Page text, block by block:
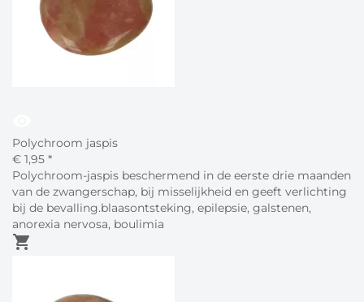
Polychroom jaspis
€ 1,95 *
Polychroom-jaspis beschermend in de eerste drie maanden
van de zwangerschap, bij misselijkheid en geeft verlichting
bij de bevalling.blaasontsteking, epilepsie, galstenen,
anorexia nervosa, boulimia
shopping_cart